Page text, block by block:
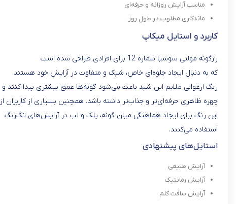
مناسب آرایش روزانه و حرفه‌ای
ماندگاری مطلوب در طول روز
کاربرد و استایل میکاپ
رژگونه مولتی سوشیا شماره 12 برای افرادی طراحی شده است
که به دنبال ایجاد جلوه‌ای خاص، شیک و متفاوت در آرایش خود هستند.
رنگ ارغوانی ملایم این شید باعث می‌شود گونه‌ها عمق بیشتری پیدا کنند و
چهره ظاهری حرفه‌ای‌تر و جذاب‌تر داشته باشد. همچنین بسیاری از کاربران از
این رنگ برای ایجاد هماهنگی میان گونه، پلک و لب در آرایش‌های تک‌رنگ
استفاده می‌کنند.
استایل‌های پیشنهادی
آرایش طبیعی
آرایش رمانتیک
آرایش سافت گلم